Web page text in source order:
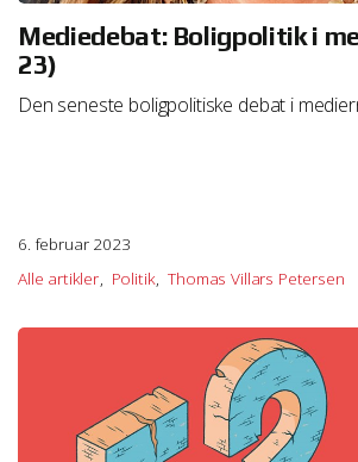
Mediedebat: Boligpolitik i
23)
Den seneste boligpolitiske debat i
6. februar 2023
Alle artikler
Politik Thomas Villars Petersen